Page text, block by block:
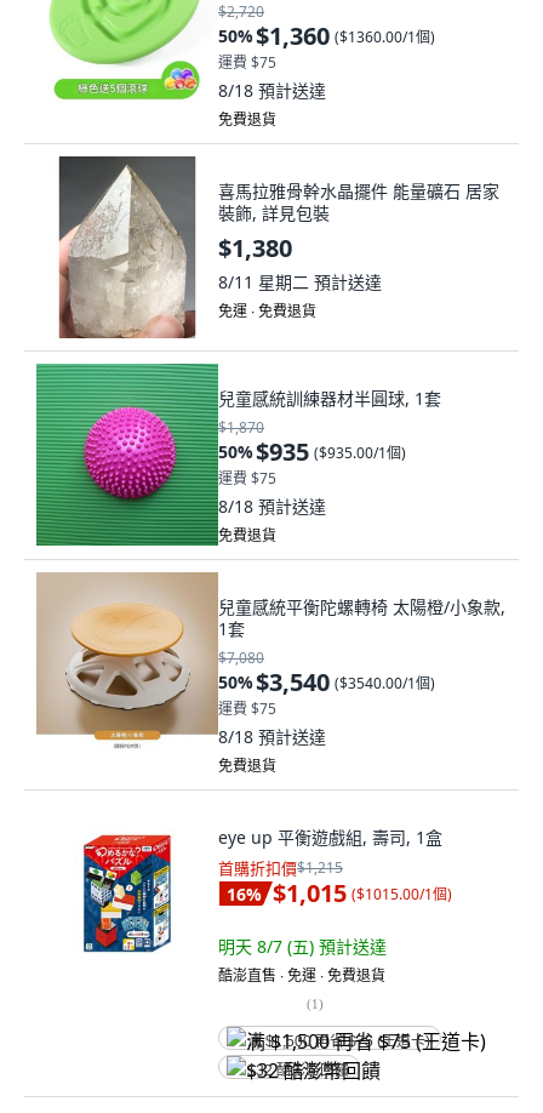
$2,720
50%$1,360 ($1360.00/1個)
運費 $75
8/18 預計送達
免費退貨
喜馬拉雅骨幹水晶擺件 能量礦石 居家
裝飾, 詳見包裝
$1,380
8/11 星期二 預計送達
免運 ∙ 免費退貨
兒童感統訓練器材半圓球, 1套
$1,870
50%$935 ($935.00/1個)
運費 $75
8/18 預計送達
免費退貨
兒童感統平衡陀螺轉椅 太陽橙/小象款,
1套
$7,080
50%$3,540 ($3540.00/1個)
運費 $75
8/18 預計送達
免費退貨
eye up 平衡遊戲組, 壽司, 1盒
首購折扣價$1,215
16% $1,015 ($1015.00/1個)
明天 8/7 (五) 預計送達
酷澎直售 ∙ 免運 ∙ 免費退貨
(1)
满 $1,500 再省 $75 (王道卡)
$32 酷澎幣回饋